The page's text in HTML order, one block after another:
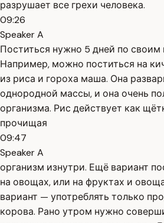
разрушает все грехи человека.
09:26
Speaker A
Поститься нужно 5 дней по
Например, можно поститься на
из риса и гороха маша. Она
однородной массы, и она очень
организма. Рис действует как
прочищая
09:47
Speaker A
организм изнутри. Ещё вариант
на овощах, или на фруктах и
вариант — употреблять только
корова. Рано утром нужно